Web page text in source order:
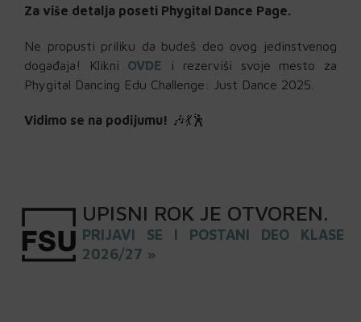
Za više detalja poseti Phygital Dance Page.
Ne propusti priliku da budeš deo ovog jedinstvenog
događaja! Klikni OVDE
i rezerviši svoje mesto za
Phygital Dancing Edu Challenge: Just Dance 2025.
Vidimo se na podijumu! 🎶💃🕺
UPISNI ROK JE OTVOREN.
PRIJAVI SE I POSTANI DEO KLASE
2026/27 »